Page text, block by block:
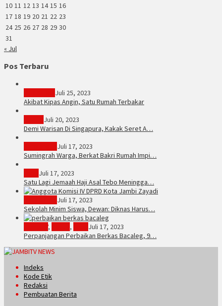
10 11 12 13 14 15 16
17 18 19 20 21 22 23
24 25 26 27 28 29 30
31
« Jul
Pos Terbaru
Juli 25, 2023
Akibat Kipas Angin, Satu Rumah Terbakar
Juli 20, 2023
Demi Warisan Di Singapura, Kakak Seret A…
Juli 17, 2023
Sumingrah Warga, Berkat Bakri Rumah Impi…
Juli 17, 2023
Satu Lagi Jemaah Haji Asal Tebo Meningga…
Juli 17, 2023
Sekolah Minim Siswa, Dewan: Diknas Harus…
, ,
Juli 17, 2023
Perpanjangan Perbaikan Berkas Bacaleg, 9…
Indeks
Kode Etik
Redaksi
Pembuatan Berita